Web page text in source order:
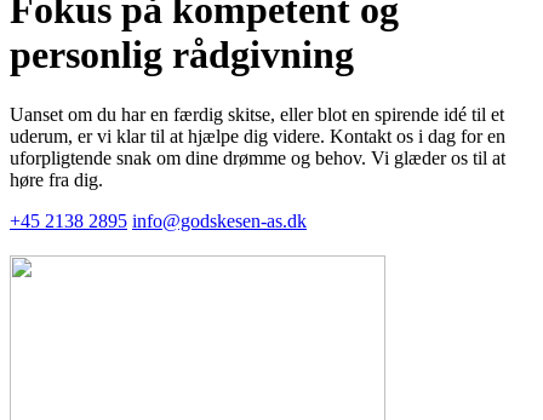
Fokus på kompetent og
personlig rådgivning
Uanset om du har en færdig skitse, eller blot en spirende idé til et
uderum, er vi klar til at hjælpe dig videre. Kontakt os i dag for en
uforpligtende snak om dine drømme og behov. Vi glæder os til at
høre fra dig.
+45 2138 2895 info@godskesen-as.dk